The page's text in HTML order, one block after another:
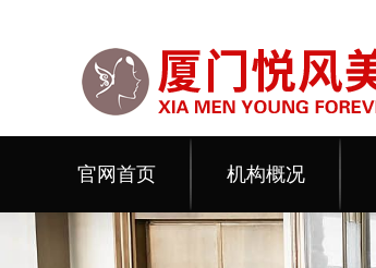
官网首页 机构概况